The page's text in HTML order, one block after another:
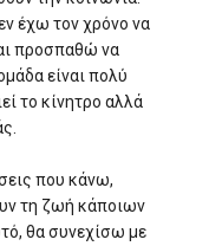
έχω τον χρόνο να
προσπαθώ να
είναι πολύ
το κίνητρο αλλά
που κάνω,
τη ζωή κάποιων
θα συνεχίσω με